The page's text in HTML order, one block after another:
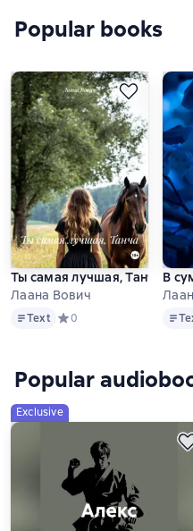
Popular books
Ты самая лучшая, Танча
Лаана Вович
TextText Средний рейтинг 0 на
0
В
Text
Popular
Exclusive